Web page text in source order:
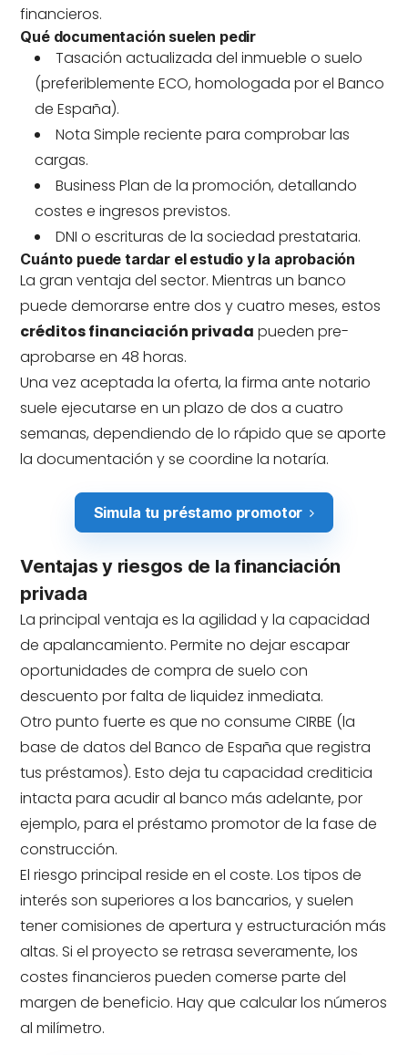
financieros.
Qué documentación suelen pedir
Tasación actualizada del inmueble o suelo
(preferiblemente ECO, homologada por el Banco
de España).
Nota Simple reciente para comprobar las
cargas.
Business Plan de la promoción, detallando
costes e ingresos previstos.
DNI o escrituras de la sociedad prestataria.
Cuánto puede tardar el estudio y la aprobación
La gran ventaja del sector. Mientras un banco
puede demorarse entre dos y cuatro meses, estos
créditos financiación privada pueden pre-
aprobarse en 48 horas.
Una vez aceptada la oferta, la firma ante notario
suele ejecutarse en un plazo de dos a cuatro
semanas, dependiendo de lo rápido que se aporte
la documentación y se coordine la notaría.
Simula tu préstamo promotor
Ventajas y riesgos de la financiación
privada
La principal ventaja es la agilidad y la capacidad
de apalancamiento. Permite no dejar escapar
oportunidades de compra de suelo con
descuento por falta de liquidez inmediata.
Otro punto fuerte es que no consume CIRBE (la
base de datos del Banco de España que registra
tus préstamos). Esto deja tu capacidad crediticia
intacta para acudir al banco más adelante, por
ejemplo, para el préstamo promotor de la fase de
construcción.
El riesgo principal reside en el coste. Los tipos de
interés son superiores a los bancarios, y suelen
tener comisiones de apertura y estructuración más
altas. Si el proyecto se retrasa severamente, los
costes financieros pueden comerse parte del
margen de beneficio. Hay que calcular los números
al milímetro.